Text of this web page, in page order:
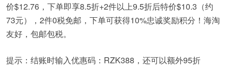
价$12.76，下单即享8.5折+2件以上9.5折后特价$10.3（约
73元），2件0税免邮，下单可获得10%忠诚奖励积分！海淘
友好，包邮包税。
提示：结账时输入优惠码：RZK388，还可以额外95折